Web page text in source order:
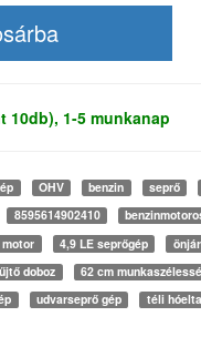
10db), 1-5 munkanap
OHV benzin seprő
8595614902410
motor 4,9 LE seprőgép
doboz
62 cm
udvarseprő gép
téli